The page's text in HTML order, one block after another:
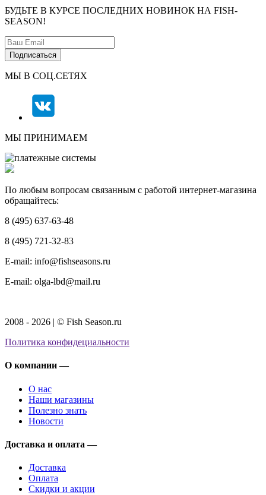
БУДЬТЕ В КУРСЕ ПОСЛЕДНИХ НОВИНОК НА FISH-
SEASON!
МЫ В СОЦ.СЕТЯХ
МЫ ПРИНИМАЕМ
По любым вопросам связанным с работой интернет-магазина
обращайтесь:
8 (495) 637-63-48
8 (495) 721-32-83
E-mail: info@fishseasons.ru
E-mail: olga-lbd@mail.ru
2008 - 2026 | © Fish Season.ru
Политика конфидециальности
О компании —
О нас
Наши магазины
Полезно знать
Новости
Доставка и оплата —
Доставка
Оплата
Скидки и акции